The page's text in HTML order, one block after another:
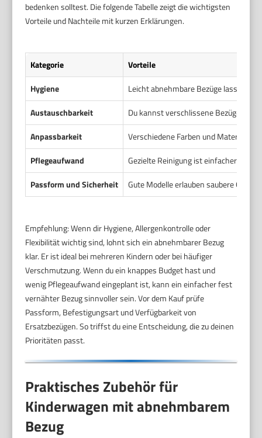
bedenken solltest. Die folgende Tabelle zeigt die wichtigsten
Vorteile und Nachteile mit kurzen Erklärungen.
Kategorie
Vorteile
Hygiene
Leicht abnehmbare Bezüge lassen
Austauschbarkeit
Du kannst verschlissene Bezüge
Anpassbarkeit
Verschiedene Farben und Materialien
Pflegeaufwand
Gezielte Reinigung ist einfacher und
Passform und Sicherheit
Gute Modelle erlauben saubere
Empfehlung: Wenn dir Hygiene, Allergenkontrolle oder
Flexibilität wichtig sind, lohnt sich ein abnehmbarer Bezug
klar. Er ist ideal bei mehreren Kindern oder bei häufiger
Verschmutzung. Wenn du ein knappes Budget hast und
wenig Pflegeaufwand eingeplant ist, kann ein einfacher fest
vernähter Bezug sinnvoller sein. Vor dem Kauf prüfe
Passform, Befestigungsart und Verfügbarkeit von
Ersatzbezügen. So triffst du eine Entscheidung, die zu deinen
Prioritäten passt.
Praktisches Zubehör für
Kinderwagen mit abnehmbarem
Bezug